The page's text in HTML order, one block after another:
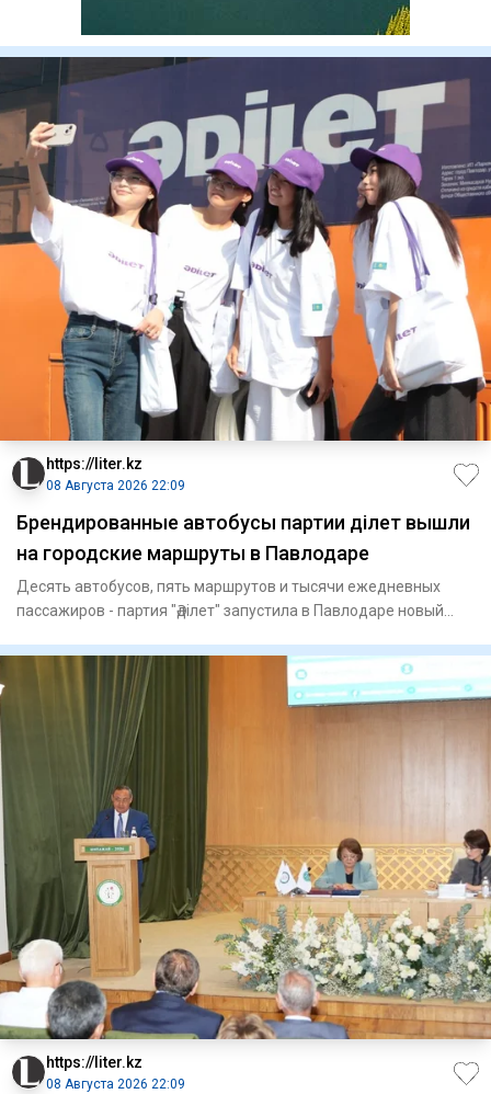
https://liter.kz
08 Августа 2026 22:09
Брендированные автобусы партии Әділет вышли
на городские маршруты в Павлодаре
Десять автобусов, пять маршрутов и тысячи ежедневных
пассажиров - партия "Әділет" запустила в Павлодаре новый
https://liter.kz
08 Августа 2026 22:09